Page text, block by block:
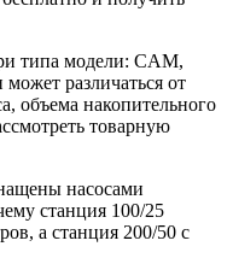
типа модели: CAM,
различаться от
объема накопительного
товарную
насосами
станция 100/25
а станция 200/50 с